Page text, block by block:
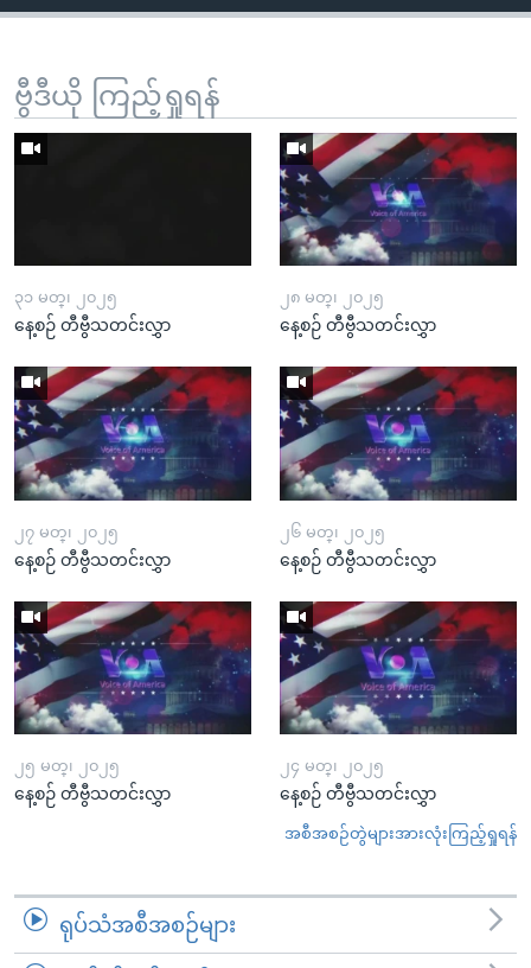
ဗွီဒီယို ကြည့်ရှုရန်
၃၁ မတ္၊ ၂၀၂၅
နေ့စဉ် တီဗွီသတင်းလွှာ
၂၈ မတ္၊ ၂၀၂၅
နေ့စဉ် တီဗွီသတင်းလွှာ
၂၇ မတ္၊ ၂၀၂၅
နေ့စဉ် တီဗွီသတင်းလွှာ
၂၆ မတ္၊ ၂၀၂၅
နေ့စဉ် တီဗွီသတင်းလွှာ
၂၅ မတ္၊ ၂၀၂၅
နေ့စဉ် တီဗွီသတင်းလွှာ
၂၄ မတ္၊ ၂၀၂၅
နေ့စဉ် တီဗွီသတင်းလွှာ
အစီအစဉ်တွဲများအားလုံးကြည့်ရှုရန်
ရုပ်သံအစီအစဉ်များ